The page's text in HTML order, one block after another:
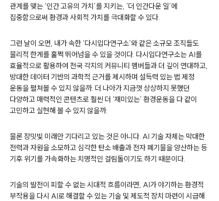
관계를 맺는 ‘인간 고유의 가치’를 지키는, ‘더 인간다운 일’에
집중함으로써 환경과 사회적 가치를 극대화할 수 있다.
그런 날이 오면, 내가 속한 ‘다시입다연구소’와 같은 소규모 조직들도
물리적 한계를 훌쩍 뛰어넘을 수 있을 것이다. 다시입다연구소는 AI를
효율적으로 활용하여 전국 각지의 커뮤니티 멤버들과 더 깊이 연대하고,
방대한 데이터 기반의 과학적 근거를 제시하며 설득력 있는 법 제정
운동을 펼쳐볼 수 있지 않을까. 더 나아가 지금껏 상상하지 못했던
다양하고 매력적인 콘텐츠로 훨씬 더 ‘재미있는’ 환경운동을 다 같이
고민하고 실현해 볼 수 있지 않을까.
물론 장밋빛 미래만 기다리고 있는 것은 아니다. AI 기술 자체는 막대한
전력과 자원을 소모하고 심각한 탄소 배출과 전자 폐기물을 양산하는 등
기후 위기를 가속화하는 치명적인 걸림돌이기도 하기 때문이다.
기술의 발전이 피할 수 없는 시대적 흐름이라면, AI가 야기하는 환경적
부작용을 다시 AI로 해결할 수 있는 기술 및 제도적 장치 마련이 시급해